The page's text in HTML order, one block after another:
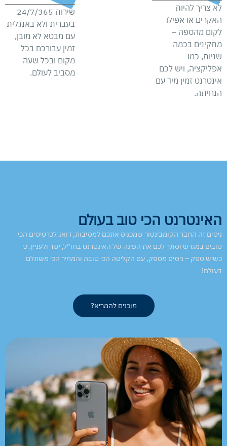
לא צריך להיות
האקרים או אפילו
לקום מהספה –
מתקינים בכמה
שניות, כמו
אפליקציה, ויש לכם
אינטרנט זמין מיד עם
הנחיתה.
שירות 24/7/365
בעברית ולא באנגלית
עם מבטא לא מובן,
זמין עבורכם בכל
מקום ובכל שעה
מסביב לעולם.
האינטרנט הכי טוב בעולם
ניסים זה החבר הקומבינטור שמכניס אתכם למסיבות, דואג לכרטיסים הכי
טובים במגרש וסוגר לכם את הפינה של האינטרנט בחו”ל, ישר ולעניין. כי
כשיש ספק – ניסים מספק, עם הקליטה הכי טובה והמחיר הכי משתלם
בעולם!
מוכנים להמריא?